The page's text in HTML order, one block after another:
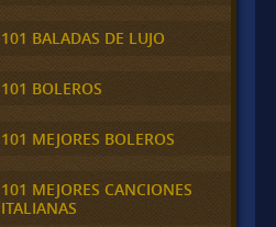
101 BALADAS DE LUJO
101 BOLEROS
101 MEJORES BOLEROS
101 MEJORES CANCIONES
ITALIANAS